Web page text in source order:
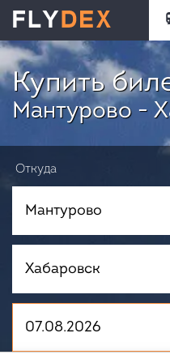
Купить
Мантурово -
Откуда